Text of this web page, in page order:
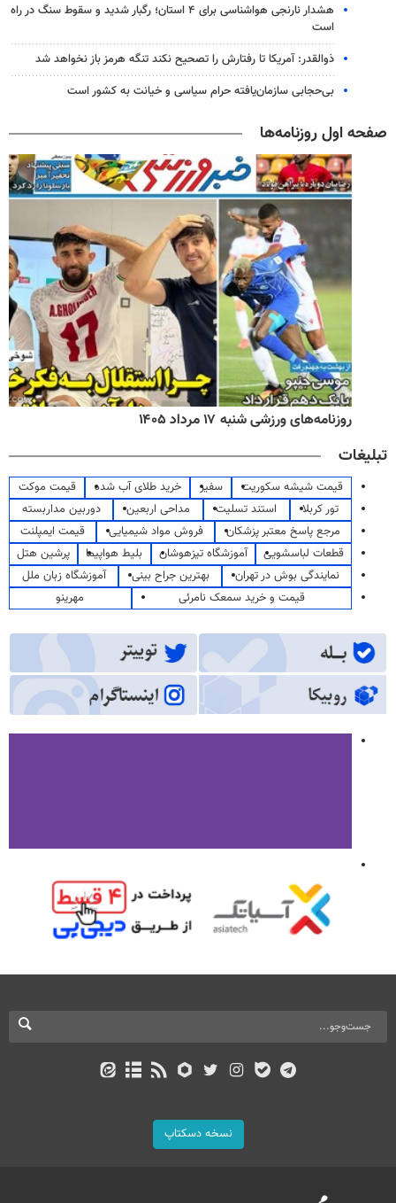
هشدار نارنجی هواشناسی برای ۴ استان؛ رگبار شدید و سقوط سنگ در راه
است
ذوالقدر: آمریکا تا رفتارش را تصحیح نکند تنگه هرمز باز نخواهد شد
بی‌حجابی سازمان‌یافته حرام سیاسی و خیانت به کشور است
صفحه اول روزنامه‌ها
روزنامه‌های ورزشی شنبه ۱۷ مرداد ۱۴۰۵
تبلیغات
قیمت شیشه سکوریت سفیر خرید طلای آب شده
قیمت موکت
تور کربلا
استند تسلیت مداحی اربعین
دوربین مداربسته
مرجع پاسخ معتبر پزشکان
فروش مواد شیمیایی
قیمت ایمپلنت
قطعات لباسشویی
آموزشگاه تیزهوشان بلیط هواپیما
پرشین هتل
نمایندگی بوش در تهران
بهترین جراح بینی
آموزشگاه زبان ملل
قیمت و خرید سمعک نامرئی
مهرینو
نسخه دسکتاپ